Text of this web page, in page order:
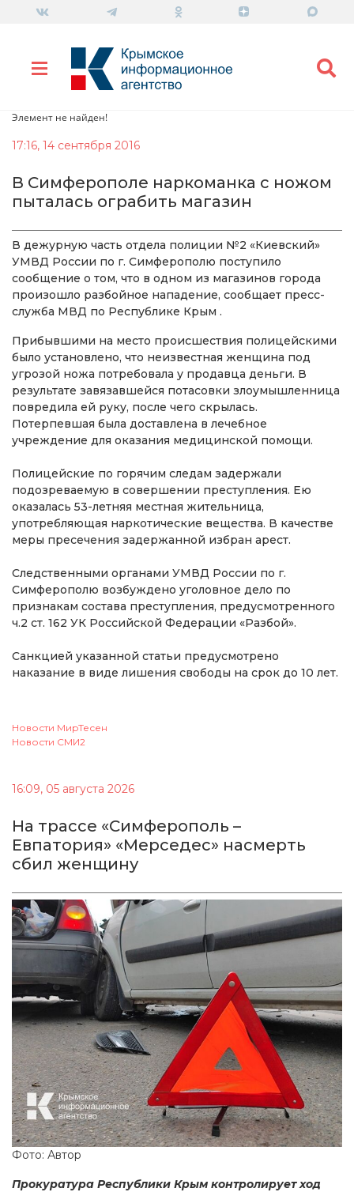
Элемент не найден!
17:16, 14 сентября 2016
В Симферополе наркоманка с ножом
пыталась ограбить магазин
В дежурную часть отдела полиции №2 «Киевский»
УМВД России по г. Симферополю поступило
сообщение о том, что в одном из магазинов города
произошло разбойное нападение, сообщает пресс-
служба МВД по Республике Крым .
Прибывшими на место происшествия полицейскими
было установлено, что неизвестная женщина под
угрозой ножа потребовала у продавца деньги. В
результате завязавшейся потасовки злоумышленница
повредила ей руку, после чего скрылась.
Потерпевшая была доставлена в лечебное
учреждение для оказания медицинской помощи.
Полицейские по горячим следам задержали
подозреваемую в совершении преступления. Ею
оказалась 53-летняя местная жительница,
употребляющая наркотические вещества. В качестве
меры пресечения задержанной избран арест.
Следственными органами УМВД России по г.
Симферополю возбуждено уголовное дело по
признакам состава преступления, предусмотренного
ч.2 ст. 162 УК Российской Федерации «Разбой».
Санкцией указанной статьи предусмотрено
наказание в виде лишения свободы на срок до 10 лет.
Новости МирТесен
Новости СМИ2
16:09, 05 августа 2026
На трассе «Симферополь –
Евпатория» «Мерседес» насмерть
сбил женщину
Фото: Автор
Прокуратура Республики Крым контролирует ход